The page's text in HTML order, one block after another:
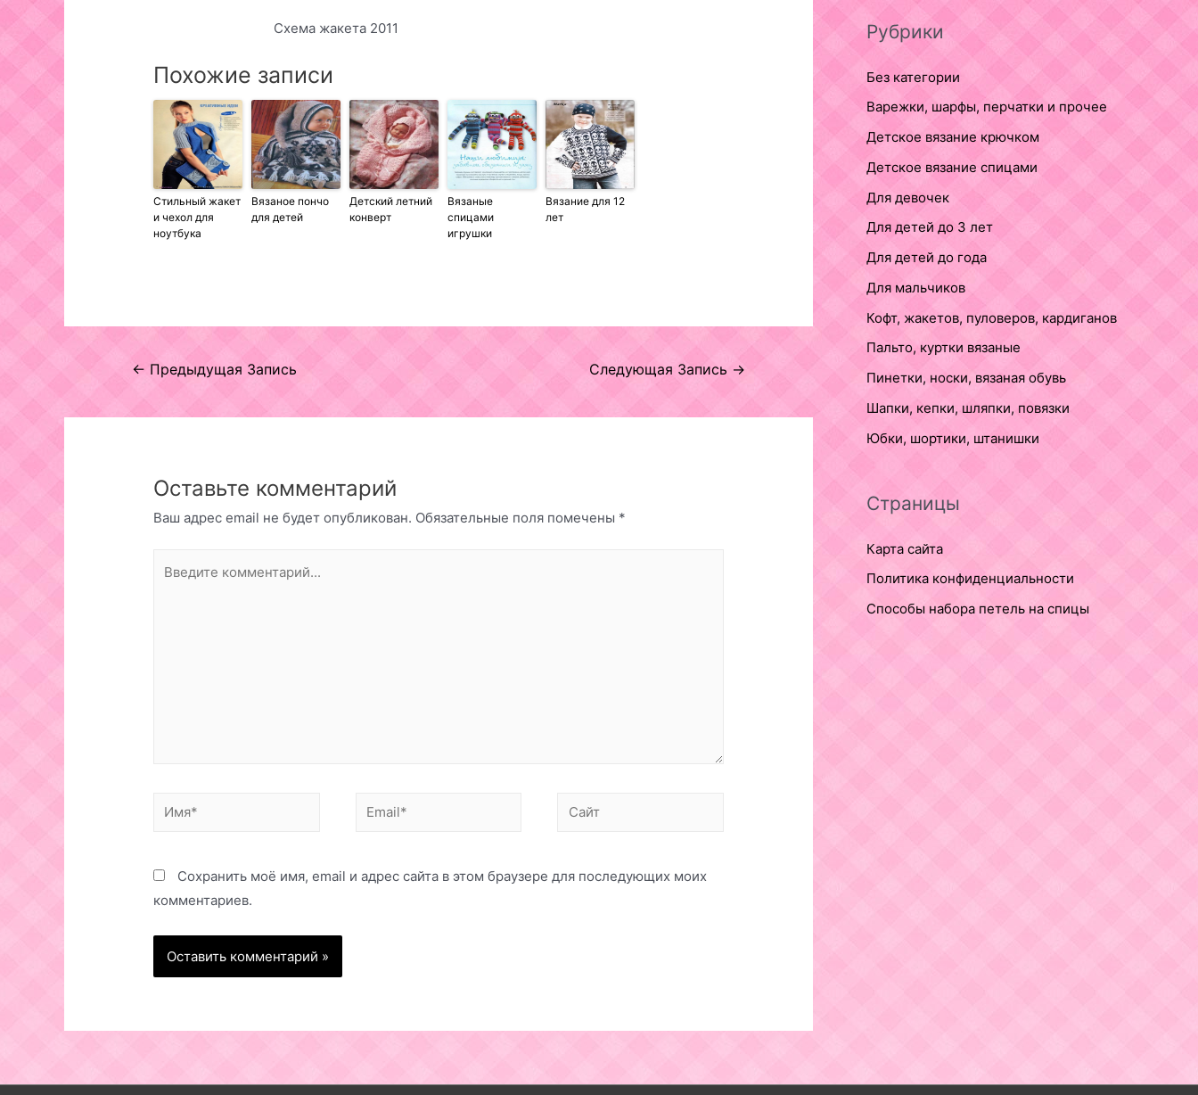
Схема жакета 2011
Похожие записи
Стильный жакет
и чехол для
ноутбука
Вязаное пончо
для детей
Детский летний
конверт
Вязаные
спицами
игрушки
Вязание для 12
лет
Навигация
← Предыдущая Запись Следующая Запись →
Оставьте комментарий
Ваш адрес email не будет опубликован. Обязательные поля помечены *
комментарий...
Имя* Email* Сайт
Сохранить моё имя, email и адрес сайта в этом браузере для последующих моих
комментариев.
Рубрики
Без категории
Варежки, шарфы, перчатки и прочее
Детское вязание крючком
Детское вязание спицами
Для девочек
Для детей до 3 лет
Для детей до года
Для мальчиков
Кофт, жакетов, пуловеров, кардиганов
Пальто, куртки вязаные
Пинетки, носки, вязаная обувь
Шапки, кепки, шляпки, повязки
Юбки, шортики, штанишки
Страницы
Карта сайта
Политика конфиденциальности
Способы набора петель на спицы